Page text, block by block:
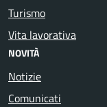
Turismo
Vita lavorativa
NOVITÀ
Notizie
Comunicati